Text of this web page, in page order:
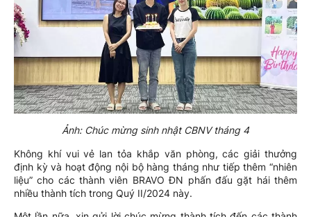
Ảnh: Chúc mừng sinh nhật CBNV tháng 4
Không khí vui vẻ lan tỏa khắp văn phòng, các giải thưởng
định kỳ và hoạt động nội bộ hàng tháng như tiếp thêm “nhiên
liệu” cho các thành viên BRAVO ĐN phấn đấu gặt hái thêm
nhiều thành tích trong Quý II/2024 này.